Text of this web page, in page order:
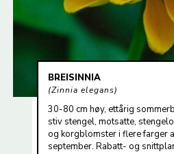
BREISINNIA
Zinnia elegans
30-80 cm høy, ettårig
stiv stengel, motsatte,
og korgblomster i flere farger
september. Rabatt- og